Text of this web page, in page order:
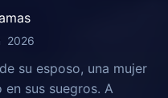
2026
su esposo, una mujer
en sus suegros. A